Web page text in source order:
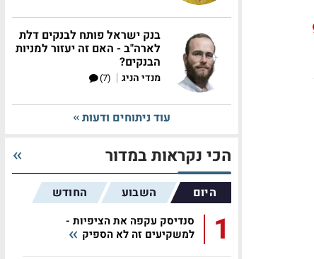
בנק ישראל פותח לבנקים דלת
לארה"ב - האם זה יעזור למניות
הבנקים?
מנדי הניג |
(7)
עוד ניתוחים ודעות
הכי נקראות במדור
היום השבוע החודש
1
סנדיסק עקפה את הציפיות -
למשקיעים זה לא הספיק